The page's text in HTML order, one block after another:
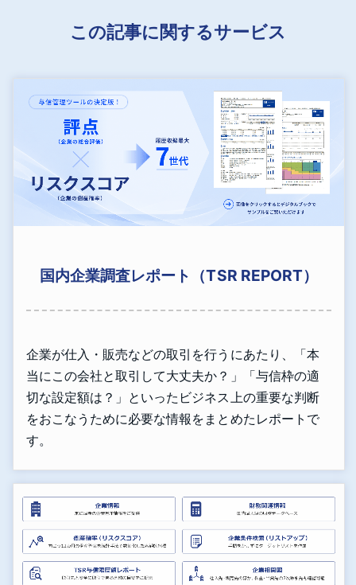
この記事に関するサービス
国内企業調査レポート（TSR REPORT）
企業が仕入・販売などの取引を行うにあたり、「本
当にこの会社と取引して大丈夫か？」「与信枠の適
切な設定額は？」といったビジネス上の重要な判断
をおこなうために必要な情報をまとめたレポートで
す。